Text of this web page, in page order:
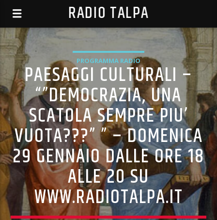
RADIO TALPA
PROGRAMMA RADIO
PAESAGGI CULTURALI –
“”DEMOCRAZIA, UNA
SCATOLA SEMPRE PIU’
VUOTA???” ” – DOMENICA
29 GENNAIO DALLE ORE 18
ALLE 20 SU
WWW.RADIOTALPA.IT